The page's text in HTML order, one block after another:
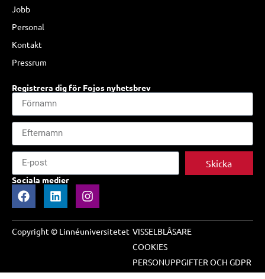
Jobb
Personal
Kontakt
Pressrum
Registrera dig för Fojos nyhetsbrev
Skicka
Sociala medier
Copyright © Linnéuniversitetet VISSELBLÅSARE
COOKIES
PERSONUPPGIFTER OCH GDPR